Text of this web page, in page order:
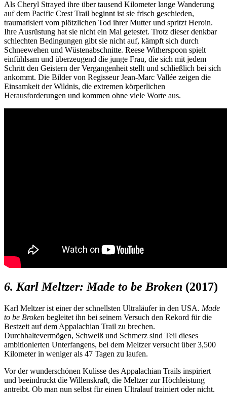
Als Cheryl Strayed ihre über tausend Kilometer lange Wanderung
auf dem Pacific Crest Trail beginnt ist sie frisch geschieden,
traumatisiert vom plötzlichen Tod ihrer Mutter und spritzt Heroin.
Ihre Ausrüstung hat sie nicht ein Mal getestet. Trotz dieser denkbar
schlechten Bedingungen gibt sie nicht auf, kämpft sich durch
Schneewehen und Wüstenabschnitte. Reese Witherspoon spielt
einfühlsam und überzeugend die junge Frau, die sich mit jedem
Schritt den Geistern der Vergangenheit stellt und schließlich bei sich
ankommt. Die Bilder von Regisseur Jean-Marc Vallée zeigen die
Einsamkeit der Wildnis, die extremen körperlichen
Herausforderungen und kommen ohne viele Worte aus.
6. Karl Meltzer: Made to be Broken (2017)
Karl Meltzer ist einer der schnellsten Ultraläufer in den USA. Made
to be Broken begleitet ihn bei seinem Versuch den Rekord für die
Bestzeit auf dem Appalachian Trail zu brechen.
Durchhaltevermögen, Schweiß und Schmerz sind Teil dieses
ambitionierten Unterfangens, bei dem Meltzer versucht über 3,500
Kilometer in weniger als 47 Tagen zu laufen.
Vor der wunderschönen Kulisse des Appalachian Trails inspiriert
und beeindruckt die Willenskraft, die Meltzer zur Höchleistung
antreibt. Ob man nun selbst für einen Ultralauf trainiert oder nicht.